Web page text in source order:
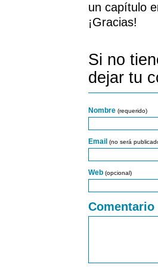
un capítulo
¡Gracias!
Si no
dejar tu
Nombre (requerido)
Email (no será
Web (opcional)
Comentario